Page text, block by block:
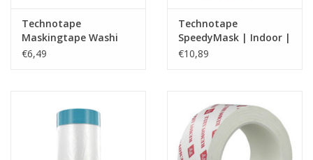
Technotape
Maskingtape Washi
Gold
€6,49
Technotape
SpeedyMask | Indoor |
Folie
€10,89